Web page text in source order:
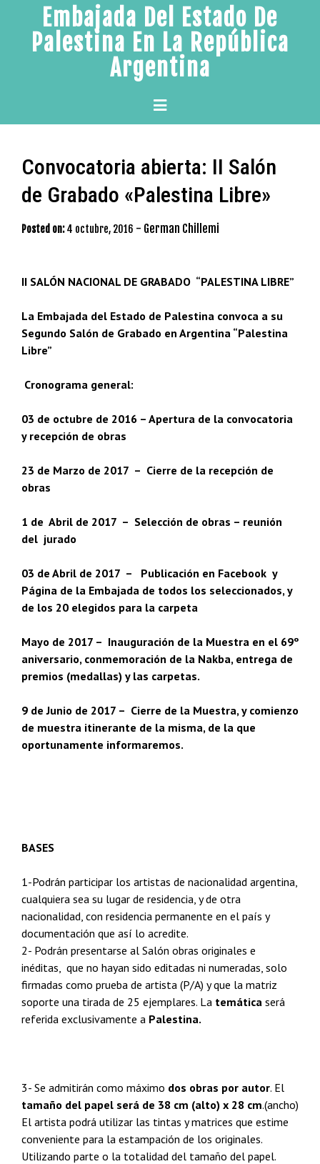
content
Embajada Del Estado De
Palestina En La República
Argentina
Primary
Menu
Convocatoria abierta: II Salón
de Grabado «Palestina Libre»
Posted on: 4 octubre, 2016 - German Chillemi
II SALÓN NACIONAL DE GRABADO “PALESTINA LIBRE”
La Embajada del Estado de Palestina convoca a su
Segundo Salón de Grabado en Argentina “Palestina
Libre”
Cronograma general:
03 de octubre de 2016 – Apertura de la convocatoria
y recepción de obras
23 de Marzo de 2017 – Cierre de la recepción de
obras
1 de Abril de 2017 – Selección de obras – reunión
del jurado
03 de Abril de 2017 – Publicación en Facebook y
Página de la Embajada de todos los seleccionados, y
de los 20 elegidos para la carpeta
Mayo de 2017 – Inauguración de la Muestra en el 69º
aniversario, conmemoración de la Nakba, entrega de
premios (medallas) y las carpetas.
9 de Junio de 2017 – Cierre de la Muestra, y comienzo
de muestra itinerante de la misma, de la que
oportunamente informaremos.
BASES
1-Podrán participar los artistas de nacionalidad argentina,
cualquiera sea su lugar de residencia, y de otra
nacionalidad, con residencia permanente en el país y
documentación que así lo acredite.
2- Podrán presentarse al Salón obras originales e
inéditas, que no hayan sido editadas ni numeradas, solo
firmadas como prueba de artista (P/A) y que la matriz
soporte una tirada de 25 ejemplares. La temática será
referida exclusivamente a Palestina.
3- Se admitirán como máximo dos obras por autor. El
tamaño del papel será de 38 cm (alto) x 28 cm.(ancho)
El artista podrá utilizar las tintas y matrices que estime
conveniente para la estampación de los originales.
Utilizando parte o la totalidad del tamaño del papel.